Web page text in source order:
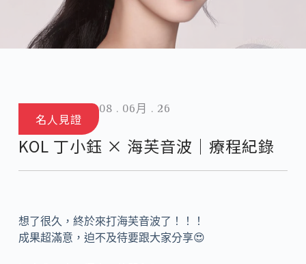
名人見證
08 . 06月 . 26
KOL 丁小鈺 × 海芙音波｜療程紀錄
想了很久，終於來打海芙音波了！！！
成果超滿意，迫不及待要跟大家分享😍